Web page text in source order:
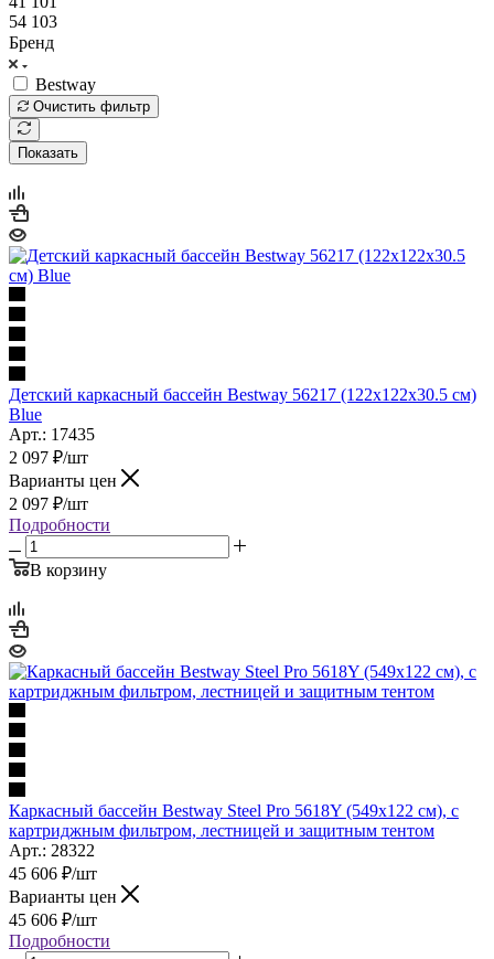
54 103
Бренд
Bestway
Очистить фильтр
Показать
Детский каркасный бассейн Bestway 56217 (122х122х30.5 см)
Blue
Арт.: 17435
2 097 ₽/шт
Варианты цен
2 097 ₽/шт
Подробности
В корзину
Каркасный бассейн Bestway Steel Pro 5618Y (549х122 см), с
картриджным фильтром, лестницей и защитным тентом
Арт.: 28322
45 606 ₽/шт
Варианты цен
45 606 ₽/шт
Подробности